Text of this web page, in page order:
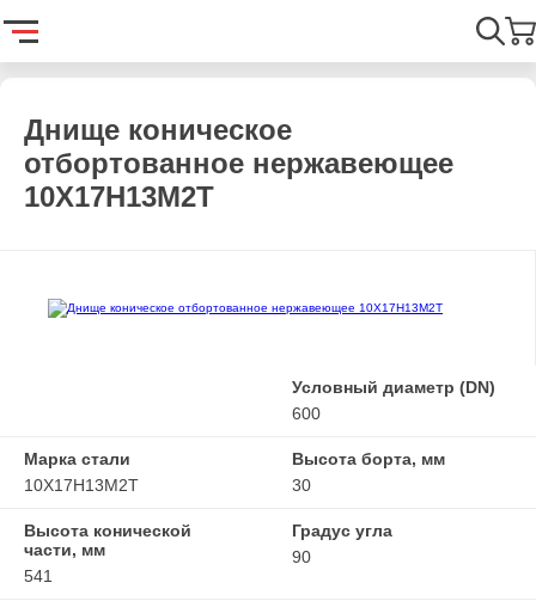
Найти
Главная
Днище коническое
отбортованное нержавеющее
10Х17Н13М2Т
Условный диаметр (DN)
600
Марка стали
10Х17Н13М2Т
Высота борта, мм
30
Высота конической
части, мм
541
Градус угла
90